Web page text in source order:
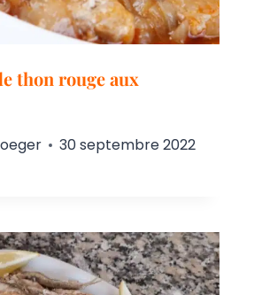
thon rouge aux
30 septembre 2022